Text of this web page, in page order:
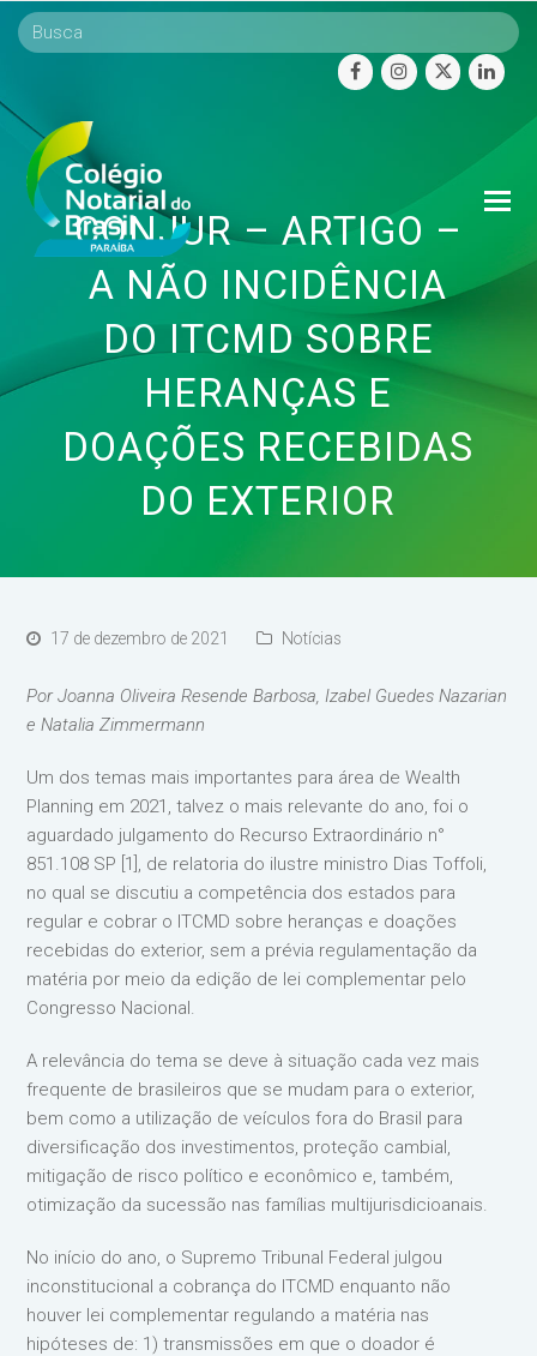
facebookinstagram
twitter
CONJUR – ARTIGO –
A NÃO INCIDÊNCIA
DO ITCMD SOBRE
HERANÇAS E
DOAÇÕES RECEBIDAS
DO EXTERIOR
17 de dezembro de 2021 Notícias
Por Joanna Oliveira Resende Barbosa, Izabel Guedes Nazarian
e Natalia Zimmermann
Um dos temas mais importantes para área de Wealth
Planning em 2021, talvez o mais relevante do ano, foi o
aguardado julgamento do Recurso Extraordinário n°
851.108 SP [1], de relatoria do ilustre ministro Dias Toffoli,
no qual se discutiu a competência dos estados para
regular e cobrar o ITCMD sobre heranças e doações
recebidas do exterior, sem a prévia regulamentação da
matéria por meio da edição de lei complementar pelo
Congresso Nacional.
A relevância do tema se deve à situação cada vez mais
frequente de brasileiros que se mudam para o exterior,
bem como a utilização de veículos fora do Brasil para
diversificação dos investimentos, proteção cambial,
mitigação de risco político e econômico e, também,
otimização da sucessão nas famílias multijurisdicioanais.
No início do ano, o Supremo Tribunal Federal julgou
inconstitucional a cobrança do ITCMD enquanto não
houver lei complementar regulando a matéria nas
hipóteses de: 1) transmissões em que o doador é